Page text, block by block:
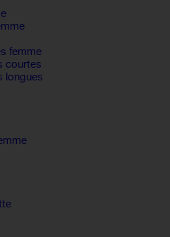
femme
courtes
longues